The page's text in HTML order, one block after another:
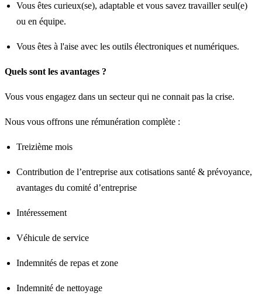
Vous êtes curieux(se), adaptable et vous savez travailler seul(e)
ou en équipe.
Vous êtes à l'aise avec les outils électroniques et numériques.
Quels sont les avantages ?
Vous vous engagez dans un secteur qui ne connait pas la crise.
Nous vous offrons une rémunération complète :
Treizième mois
Contribution de l’entreprise aux cotisations santé & prévoyance,
avantages du comité d’entreprise
Intéressement
Véhicule de service
Indemnités de repas et zone
Indemnité de nettoyage